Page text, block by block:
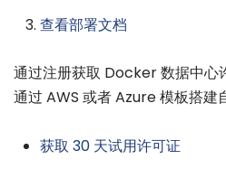
查看部署文档
通过注册获取 Docker 数据中心
通过 AWS 或者 Azure 模板搭建
获取 30 天试用许可证